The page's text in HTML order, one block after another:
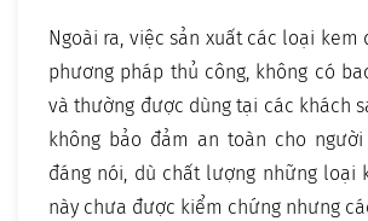
Ngoài ra, việc sản xuất các loại kem
phương pháp thủ công, không có
và thường được dùng tại các khách
không bảo đảm an toàn cho
đáng nói, dù chất lượng những loại
này chưa được kiểm chứng nhưng